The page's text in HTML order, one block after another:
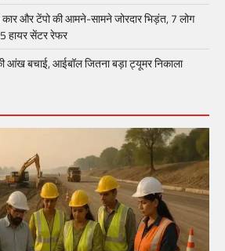
और टेंपो की आमने-सामने जोरदार भिड़ंत, 7 लोग
हायर सेंटर रेफर​
आंख बचाई, आईबॉल जितना बड़ा ट्यूमर निकाला